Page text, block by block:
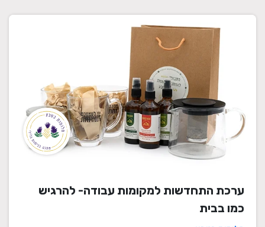
ערכת התחדשות למקומות עבודה- להרגיש
כמו בבית